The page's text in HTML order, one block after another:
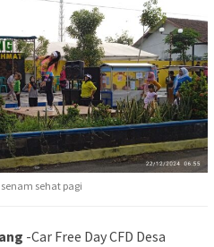
sehat pagi
-Car Free Day CFD Desa